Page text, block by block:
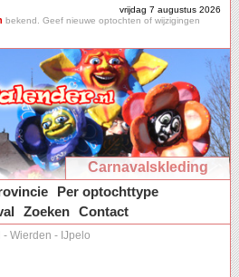
vrijdag 7 augustus 2026
bekend. Geef nieuwe optochten of wijzigingen
Carnavalskleding
Per optochttype
Zoeken Contact
- Wierden - IJpelo